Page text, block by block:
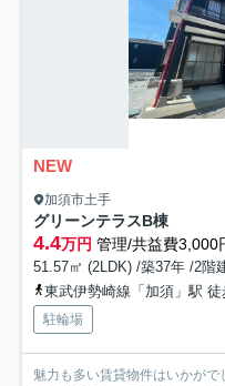
NEW
加須市土手
グリーンテラスB棟
4.4万円 管理/共益費3,000
51.57㎡ (2LDK) /築37年 /2階
東武伊勢崎線「加須」駅 徒
駐輪場
魅力も多い賃貸物件はいかが